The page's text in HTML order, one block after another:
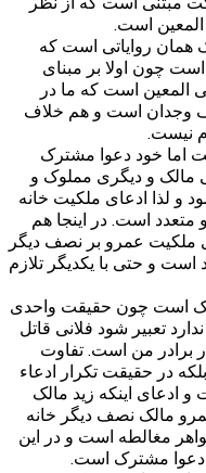
است.
همان روایاتی است که
چون اولا بر مبنای
است که ما در
وجدان است و هم خلاف
نیست.
اما خود دعوا مشترک
مالک و دیگری مملوک و
و لذا ادعای ملکیت خانه
متعدد است. در اینجا هم
ملکیت عمرو بر نصف دیگر
و حتی با یکدیگر تلازم
است چون حقیقت واحدی
تعبیر شود فلانی قاتل
برادر من است. تفاوت
در حقیقت تکرار ادعاء
ادعای اینکه زید مالک
مالک نصف دیگر خانه
مغالطه است و در این
دعوا مشترک است.